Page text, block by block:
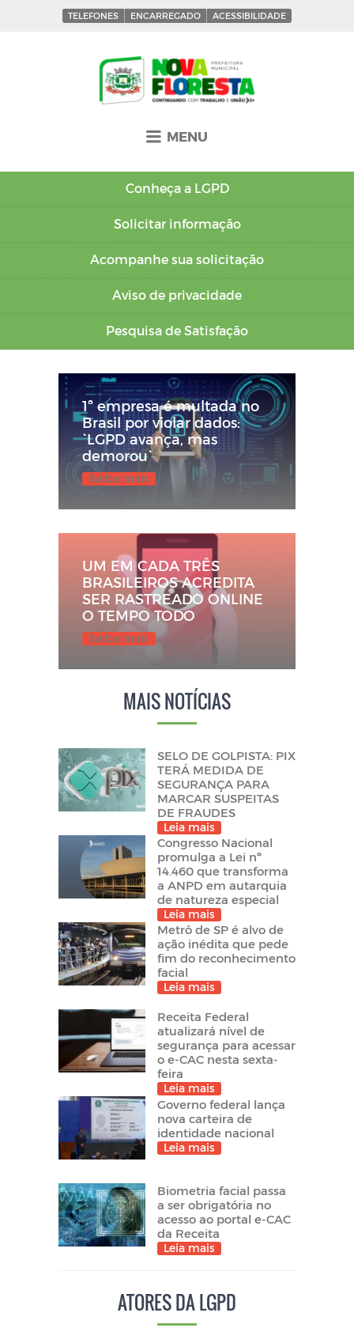
TELEFONES ENCARREGADO ACESSIBILIDADE
MENU
Conheça a LGPD
Solicitar informação
Acompanhe sua solicitação
Aviso de privacidade
Pesquisa de Satisfação
1ª empresa é multada no
Brasil por violar dados:
`LGPD avança, mas
demorou`
Saiba mais
UM EM CADA TRÊS
BRASILEIROS ACREDITA
SER RASTREADO ONLINE
O TEMPO TODO
Saiba mais
MAIS NOTÍCIAS
SELO DE GOLPISTA: PIX
TERÁ MEDIDA DE
SEGURANÇA PARA
MARCAR SUSPEITAS
DE FRAUDES
Leia mais
Congresso Nacional
promulga a Lei nº
14.460 que transforma
a ANPD em autarquia
de natureza especial
Leia mais
Metrô de SP é alvo de
ação inédita que pede
fim do reconhecimento
facial
Leia mais
Receita Federal
atualizará nível de
segurança para acessar
o e-CAC nesta sexta-
feira
Leia mais
Governo federal lança
nova carteira de
identidade nacional
Leia mais
Biometria facial passa
a ser obrigatória no
acesso ao portal e-CAC
da Receita
Leia mais
ATORES DA LGPD